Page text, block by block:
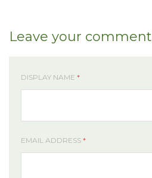
Leave your comment
DISPLAY NAME *
EMAIL ADDRESS *